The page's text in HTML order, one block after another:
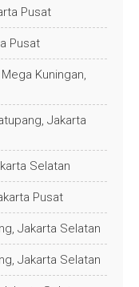
Pusat
Pusat
Mega Kuningan,
Jakarta
Selatan
Pusat
Jakarta Selatan
Jakarta Selatan